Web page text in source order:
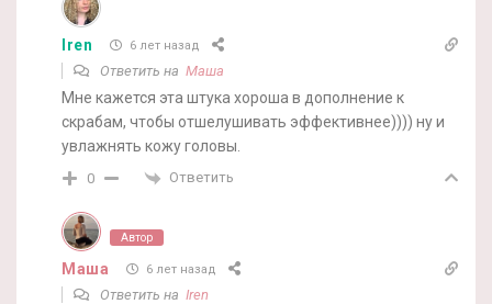
Iren 6 лет назад
Ответить на Маша
Мне кажется эта штука хороша в дополнение к
скрабам, чтобы отшелушивать эффективнее)))) ну и
увлажнять кожу головы.
0 Ответить
Автор
Маша 6 лет назад
Ответить на Iren